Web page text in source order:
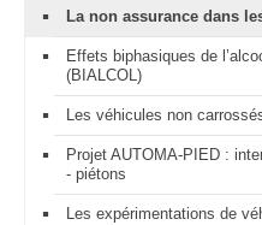
La non assurance dans
Effets biphasiques de
(BIALCOL)
Les véhicules non
Projet AUTOMA-PIED :
- piétons
Les expérimentations de